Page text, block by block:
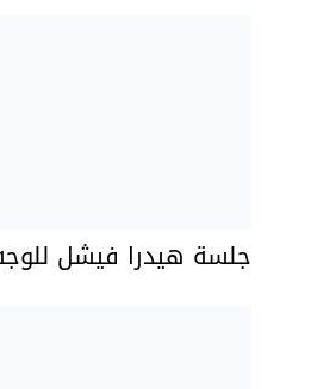
جلسة هيدرا فيشل